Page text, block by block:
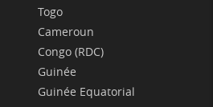
Togo
Cameroun
Congo (RDC)
Guinée
Guinée Equatorial